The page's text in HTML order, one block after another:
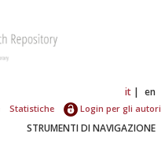
it en
Statistiche Login per gli autori
STRUMENTI DI NAVIGAZIONE